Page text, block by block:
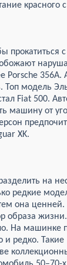
красного
прокатиться
356A.
Топ модель
Fiat 500.
машину от
XK.
на
редкие
она
образа
На машинке
и редко. Такие